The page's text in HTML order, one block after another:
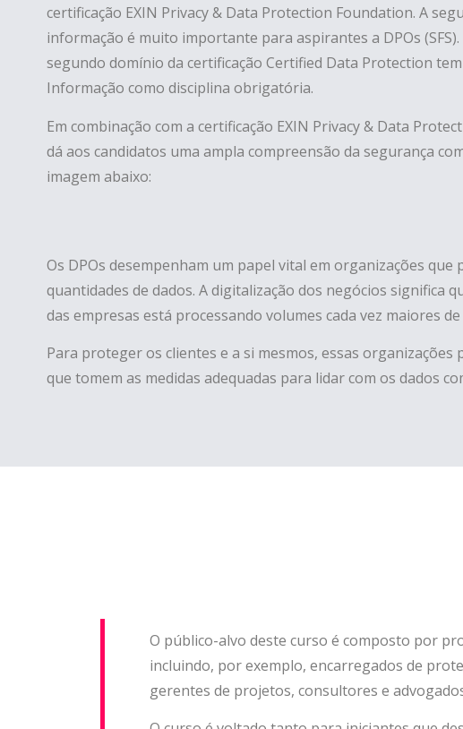
certificação EXIN Privacy & Data Protection Foundation. A
informação é muito importante para aspirantes a DPOs
segundo domínio da certificação Certified Data Protection
Informação como disciplina obrigatória.
Em combinação com a certificação EXIN Privacy & Data
dá aos candidatos uma ampla compreensão da segurança
imagem abaixo:
Os DPOs desempenham um papel vital em organizações que
quantidades de dados. A digitalização dos negócios significa
das empresas está processando volumes cada vez maiores de
Para proteger os clientes e a si mesmos, essas organizações
que tomem as medidas adequadas para lidar com os dados
O público-alvo deste curso é composto por
incluindo, por exemplo, encarregados de
gerentes de projetos, consultores e